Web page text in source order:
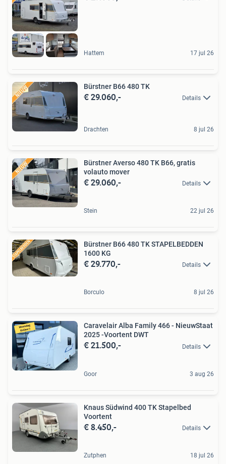
Hattem 17 jul 26
Bürstner B66 480 TK
€ 29.060,- Details
Drachten 8 jul 26
Bürstner Averso 480 TK B66, gratis
volauto mover
€ 29.060,- Details
Stein 22 jul 26
Bürstner B66 480 TK STAPELBEDDEN
1600 KG
€ 29.770,- Details
Borculo 8 jul 26
Caravelair Alba Family 466 - NieuwStaat
2025 -Voortent DWT
€ 21.500,- Details
Goor 3 aug 26
Knaus Südwind 400 TK Stapelbed
Voortent
€ 8.450,- Details
Zutphen 18 jul 26